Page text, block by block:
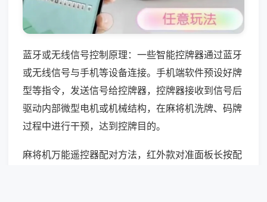
蓝牙或无线信号控制原理：一些智能控牌器通过蓝牙
或无线信号与手机等设备连接。手机端软件预设好牌
型等指令，发送信号给控牌器，控牌器接收到信号后
驱动内部微型电机或机械结构，在麻将机洗牌、码牌
过程中进行干预，达到控牌目的。
麻将机万能遥控器配对方法，红外款对准面板长按配